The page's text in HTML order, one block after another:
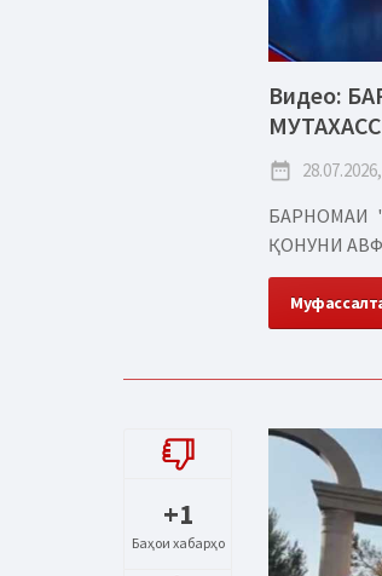
Видео:
date_range
БАРНОМАИ
ҚОНУНИ
+1
Баҳои хабарҳо